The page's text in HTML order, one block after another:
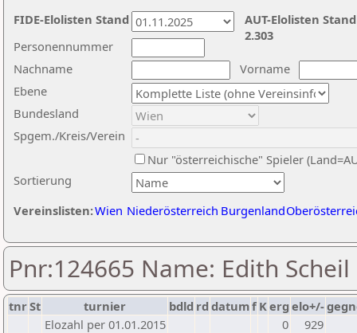
Nachname
Vorname
Ebene
Sortierung
Personennummer
Bundesland
Spgem./Kreis/Verein
Nur "österreichische" Spieler
Vereinslisten:Wien Niederösterreich Burgenland
AUT-Elolisten
2.303
FIDE-Elolisten Stand
Pnr:124665 Name: Edith Scheil
tnrSt turnier bdld rd datumf Kerg elo+/-
Elozahl per 01.01.2015
0
929